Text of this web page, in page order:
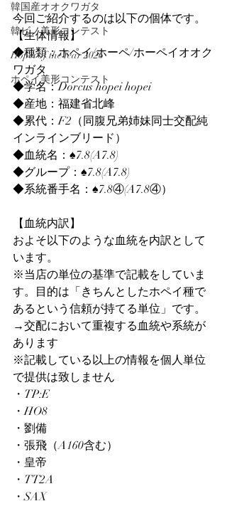
韓国産オオクワガタ
韓ビノ美形コンテスト
Hopei of the Year 2026
ホペイ美形コンテスト
今回ご紹介するのは以下の個体です。
【生体情報】
◆種類：ホペイ/ホーペ/ホーペイオオク
ワガタ
◆学名：Dorcus hopei hopei
◆産地：福建省北峰
◆累代：F2（同腹兄弟姉妹同士交配純
インラインブリード）
◆血統名：♠7.8(A7.8)
◆グループ：♠7.8(A7.8)
◆系統番手名：♠7.8④(A7.8④）
【血統内訳】
およそ以下のような血統を内訳として
います。
※当店の単位の基準で記載をしていま
す。目的は「きちんとしたホペイ種で
あるという信頼が持てる単位」です。
→交配において重複する血統や系統が
あります
※記載している以上の情報を個人単位
で提供は致しません
・TP:E
・HO8
・劉備
・張飛（A160含む）
・皇帝
・TT2A
・SAX